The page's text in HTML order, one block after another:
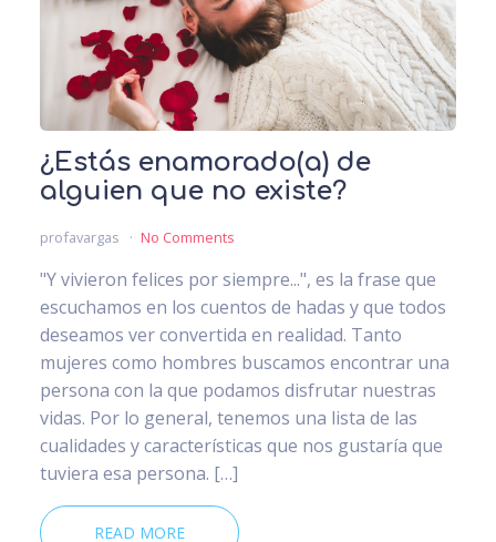
¿Estás enamorado(a) de
alguien que no existe?
profavargas No Comments
"Y vivieron felices por siempre...", es la frase que
escuchamos en los cuentos de hadas y que todos
deseamos ver convertida en realidad. Tanto
mujeres como hombres buscamos encontrar una
persona con la que podamos disfrutar nuestras
vidas. Por lo general, tenemos una lista de las
cualidades y características que nos gustaría que
tuviera esa persona. […]
READ MORE